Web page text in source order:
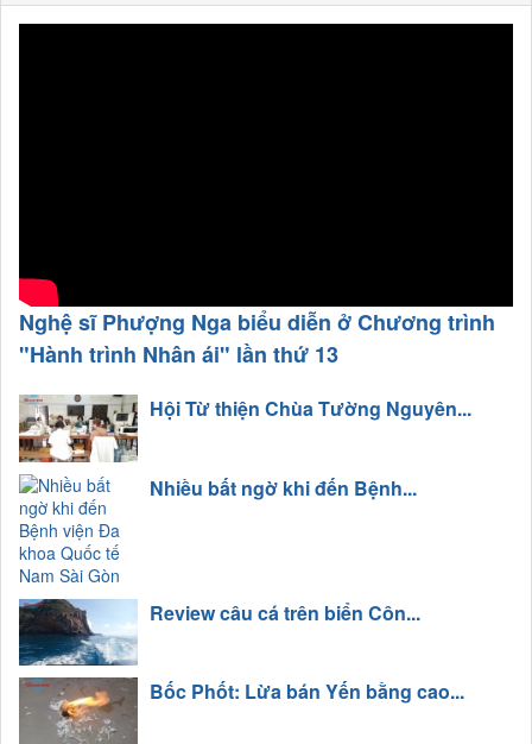
Nghệ sĩ Phượng Nga biểu diễn ở Chương trình
"Hành trình Nhân ái" lần thứ 13
Hội Từ thiện Chùa Tường Nguyên...
Nhiều bất ngờ khi đến Bệnh...
Review câu cá trên biển Côn...
Bốc Phốt: Lừa bán Yến bằng cao...